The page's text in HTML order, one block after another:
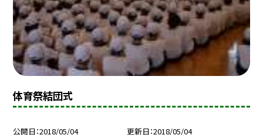
体育祭結団式
公開日 2018/05/04 更新日 2018/05/04